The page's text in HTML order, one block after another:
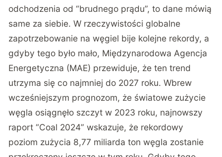
odchodzenia od “brudnego prądu”, to dane mówią
same za siebie. W rzeczywistości globalne
zapotrzebowanie na węgiel bije kolejne rekordy, a
gdyby tego było mało, Międzynarodowa Agencja
Energetyczna (MAE) przewiduje, że ten trend
utrzyma się co najmniej do 2027 roku. Wbrew
wcześniejszym prognozom, że światowe zużycie
węgla osiągnęło szczyt w 2023 roku, najnowszy
raport “Coal 2024” wskazuje, że rekordowy
poziom zużycia 8,77 miliarda ton węgla zostanie